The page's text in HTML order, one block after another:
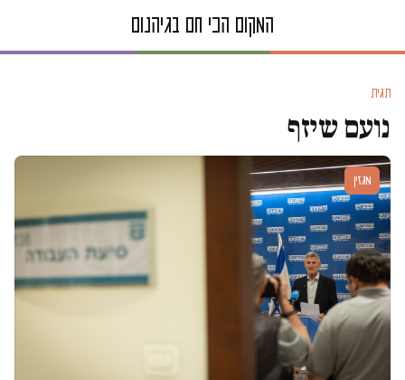
תגית
נועם שיזף
מגזין